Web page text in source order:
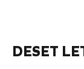
DESET